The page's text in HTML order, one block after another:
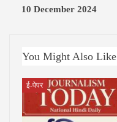
10 December 2024
You Might Also Like
ई-पेपर